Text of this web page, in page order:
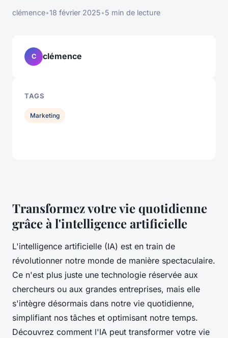
clémence•18 février 2025•5 min de lecture
Transformez votre vie quotidienne
grâce à l'intelligence artificielle
L'intelligence artificielle (IA) est en train de
révolutionner notre monde de manière spectaculaire.
Ce n'est plus juste une technologie réservée aux
chercheurs ou aux grandes entreprises, mais elle
s'intègre désormais dans notre vie quotidienne,
simplifiant nos tâches et optimisant notre temps.
Découvrez comment l'IA peut transformer votre vie
C clémence
TAGS
Marketing